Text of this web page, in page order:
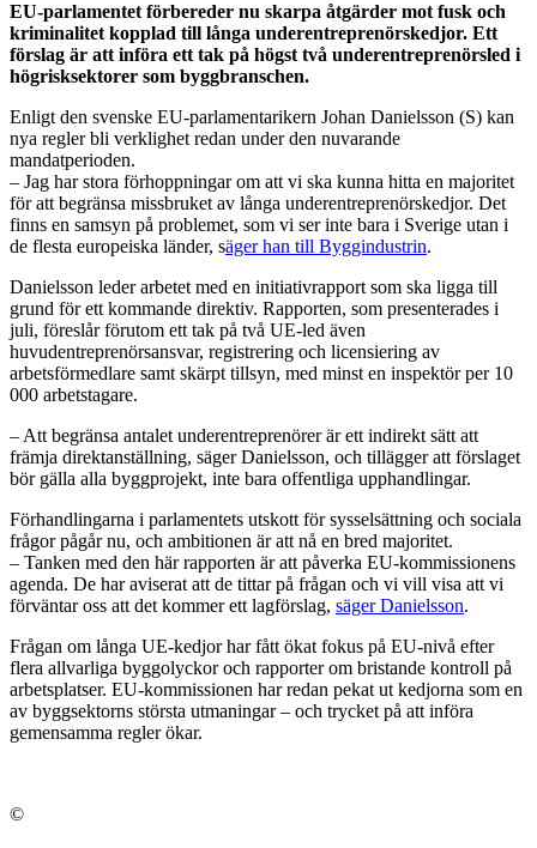
EU-parlamentet förbereder nu skarpa åtgärder mot fusk och
kriminalitet kopplad till långa underentreprenörskedjor. Ett
förslag är att införa ett tak på högst två underentreprenörsled i
högrisksektorer som byggbranschen.
Enligt den svenske EU-parlamentarikern Johan Danielsson (S) kan
nya regler bli verklighet redan under den nuvarande
mandatperioden.
– Jag har stora förhoppningar om att vi ska kunna hitta en majoritet
för att begränsa missbruket av långa underentreprenörskedjor. Det
finns en samsyn på problemet, som vi ser inte bara i Sverige utan i
de flesta europeiska länder, säger han till Byggindustrin.
Danielsson leder arbetet med en initiativrapport som ska ligga till
grund för ett kommande direktiv. Rapporten, som presenterades i
juli, föreslår förutom ett tak på två UE-led även
huvudentreprenörsansvar, registrering och licensiering av
arbetsförmedlare samt skärpt tillsyn, med minst en inspektör per 10
000 arbetstagare.
– Att begränsa antalet underentreprenörer är ett indirekt sätt att
främja direktanställning, säger Danielsson, och tillägger att förslaget
bör gälla alla byggprojekt, inte bara offentliga upphandlingar.
Förhandlingarna i parlamentets utskott för sysselsättning och sociala
frågor pågår nu, och ambitionen är att nå en bred majoritet.
– Tanken med den här rapporten är att påverka EU-kommissionens
agenda. De har aviserat att de tittar på frågan och vi vill visa att vi
förväntar oss att det kommer ett lagförslag, säger Danielsson.
Frågan om långa UE-kedjor har fått ökat fokus på EU-nivå efter
flera allvarliga byggolyckor och rapporter om bristande kontroll på
arbetsplatser. EU-kommissionen har redan pekat ut kedjorna som en
av byggsektorns största utmaningar – och trycket på att införa
gemensamma regler ökar.
©